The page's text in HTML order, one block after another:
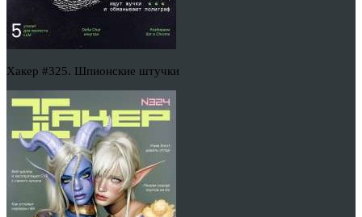
Хакер #325. Шпионские штучки